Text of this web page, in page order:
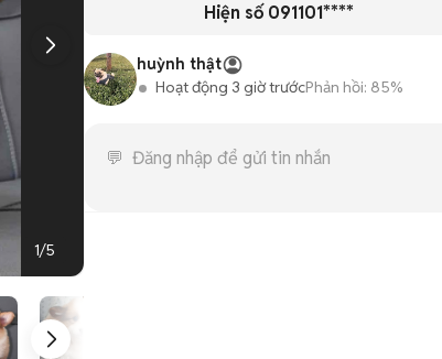
1/5
Hiện số 091101****
huỳnh thật
Hoạt động 3 giờ trướcPhản hồi: 85%